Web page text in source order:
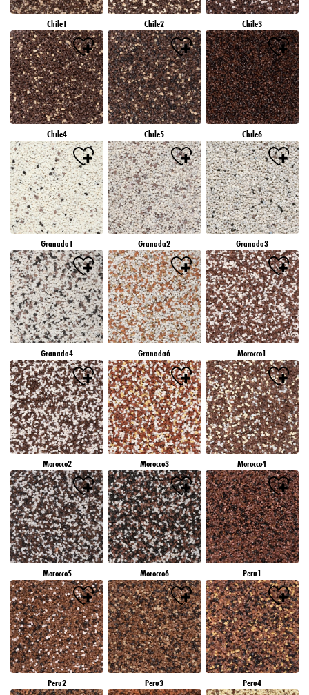
Chile1 Chile2 Chile3
Chile4 Chile5 Chile6
Granada1 Granada2 Granada3
Granada4 Granada6 Morocco1
Morocco2 Morocco3 Morocco4
Morocco5 Morocco6 Peru1
Peru2 Peru3 Peru4